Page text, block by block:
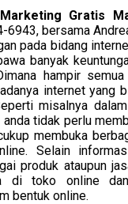
Gratis
bersama
pada bidang
banyak
hampir
internet yang
misalnya
tidak perlu
membuka
Selain
produk ataupun
di toko online
bentuk online.